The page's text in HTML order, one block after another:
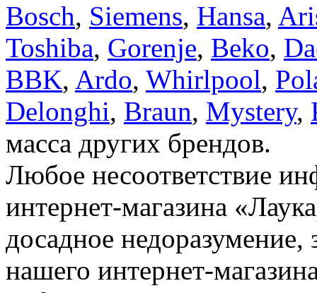
Bosch, Siemens, Hansa,
Toshiba, Gorenje, Beko,
BBK, Ardo, Whirlpool,
Delonghi, Braun, Mystery,
масса других брендов.
Любое несоответствие
интернет-магазина
досадное недоразумение,
нашего интернет-